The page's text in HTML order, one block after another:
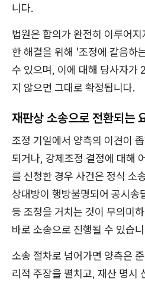
니다.
법원은 합의가 완전히 이루어
한 해결을 위해 '조정에 갈음하
수 있으며, 이에 대해 당사자가
지 않으면 그대로 확정됩니다.
재판상 소송으로 전환되는
조정 기일에서 양측의 이견이
되거나, 강제조정 결정에 대해
를 신청한 경우 사건은 정식 소
상대방이 행방불명되어 공시송
등 조정을 거치는 것이 무의미
바로 소송으로 진행될 수 있습
소송 절차로 넘어가면 양측은
리적 주장을 펼치고, 재산 명시